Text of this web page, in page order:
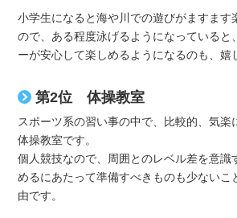
小学生になると海や川での遊びがますます
ので、ある程度泳げるようになっていると
ーが安心して楽しめるようになるのも、嬉
第2位 体操教室
スポーツ系の習い事の中で、比較的、気楽
体操教室です。
個人競技なので、周囲とのレベル差を意識
めるにあたって準備すべきものも少ないこ
由です。